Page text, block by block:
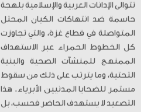
تتوالى الإدانات العربية والإسلامية بلهجة
حاسمة ضد انتهاكات الكيان المحتل
المتواصلة في قطاع غزة، والتي تجاوزت
كل الخطوط الحمراء عبر الاستهداف
الممنهج للمنشآت الصحية والبنية
التحتية، وما يترتب على ذلك من سقوط
مستمر للضحايا المدنيين الأبرياء. ​ هذا
التصعيد لا يستهدف الحاضر فحسب، بل